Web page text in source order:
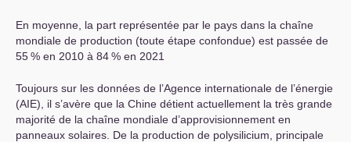
En moyenne, la part représentée par le pays dans la chaîne
mondiale de production (toute étape confondue) est passée de
55% en 2010 à 84% en 2021
Toujours sur les données de l’Agence internationale de l’énergie
(AIE), il s’avère que la Chine détient actuellement la très grande
majorité de la chaîne mondiale d’approvisionnement en
panneaux solaires. De la production de polysilicium, principale